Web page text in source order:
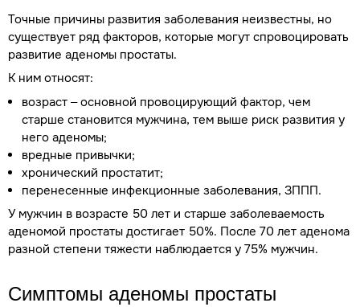
Точные причины развития заболевания неизвестны, но
существует ряд факторов, которые могут спровоцировать
развитие аденомы простаты.
К ним относят:
возраст – основной провоцирующий фактор, чем
старше становится мужчина, тем выше риск развития у
него аденомы;
вредные привычки;
хронический простатит;
перенесенные инфекционные заболевания, ЗППП.
У мужчин в возрасте 50 лет и старше заболеваемость
аденомой простаты достигает 50%. После 70 лет аденома
разной степени тяжести наблюдается у 75% мужчин.
Симптомы аденомы простаты